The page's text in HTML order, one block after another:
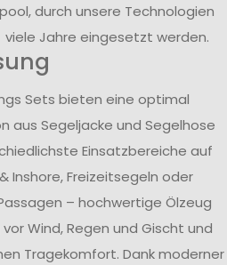
durch unsere Technologien
Jahre eingesetzt werden.
Sets bieten eine optimal
Segeljacke und Segelhose
Einsatzbereiche auf
Inshore, Freizeitsegeln oder
– hochwertige Ölzeug
Wind, Regen und Gischt und
Tragekomfort. Dank moderner